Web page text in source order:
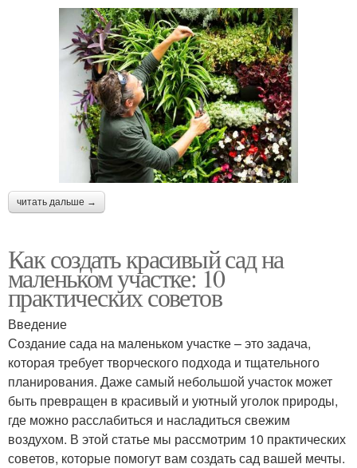
читать дальше →
Как создать красивый сад на
маленьком участке: 10
практических советов
Введение
Создание сада на маленьком участке – это задача,
которая требует творческого подхода и тщательного
планирования. Даже самый небольшой участок может
быть превращен в красивый и уютный уголок природы,
где можно расслабиться и насладиться свежим
воздухом. В этой статье мы рассмотрим 10 практических
советов, которые помогут вам создать сад вашей мечты.